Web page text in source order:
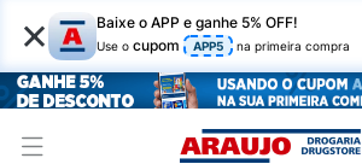
× Baixe o APP e ganhe 5% OFF!
Use o cupom APP5 na primeira compra